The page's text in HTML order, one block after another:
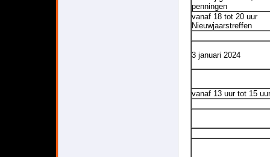
penningen
vanaf 18 tot 20 uur
Nieuwjaarstreffen
3 januari 2024
vanaf 13 uur tot 15 uur